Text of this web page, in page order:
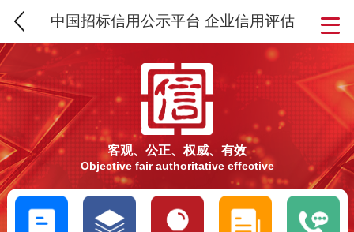
中国招标信用公示平台 企业信用评估
客观、公正、权威、有效
Objective fair authoritative effective